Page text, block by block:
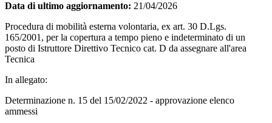
Data di ultimo aggiornamento: 21/04/2026
Procedura di mobilità esterna volontaria, ex art. 30 D.Lgs.
165/2001, per la copertura a tempo pieno e indeterminato di un
posto di Istruttore Direttivo Tecnico cat. D da assegnare all'area
Tecnica
In allegato:
Determinazione n. 15 del 15/02/2022 - approvazione elenco
ammessi